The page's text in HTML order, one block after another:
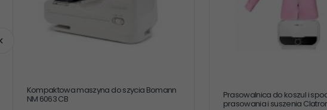
Kompaktowa maszyna do szycia Bomann
NM 6063 CB Prasowalnica do koszul i
prasowania i suszenia